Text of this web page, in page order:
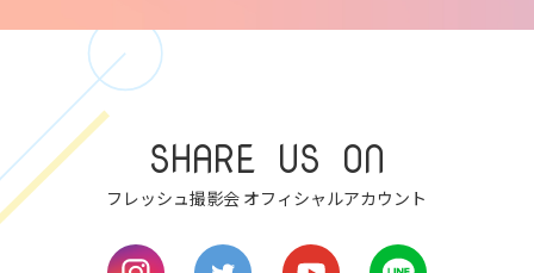
thu
7
sat
SHARE US ON
フレッシュ撮影会 オフィシャルアカウント